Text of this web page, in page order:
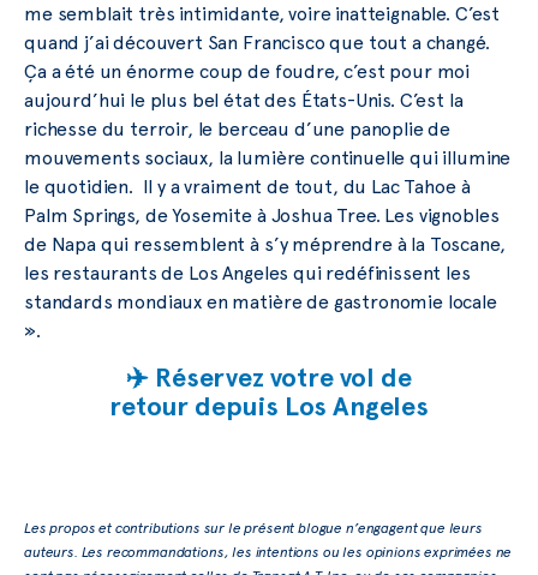
me semblait très intimidante, voire inatteignable. C’est
quand j’ai découvert San Francisco que tout a changé.
Ça a été un énorme coup de foudre, c’est pour moi
aujourd’hui le plus bel état des États-Unis. C’est la
richesse du terroir, le berceau d’une panoplie de
mouvements sociaux, la lumière continuelle qui illumine
le quotidien. Il y a vraiment de tout, du Lac Tahoe à
Palm Springs, de Yosemite à Joshua Tree. Les vignobles
de Napa qui ressemblent à s’y méprendre à la Toscane,
les restaurants de Los Angeles qui redéfinissent les
standards mondiaux en matière de gastronomie locale
».
✈️ Réservez votre vol de
retour depuis Los Angeles
Les propos et contributions sur le présent blogue n’engagent que leurs
auteurs. Les recommandations, les intentions ou les opinions exprimées ne